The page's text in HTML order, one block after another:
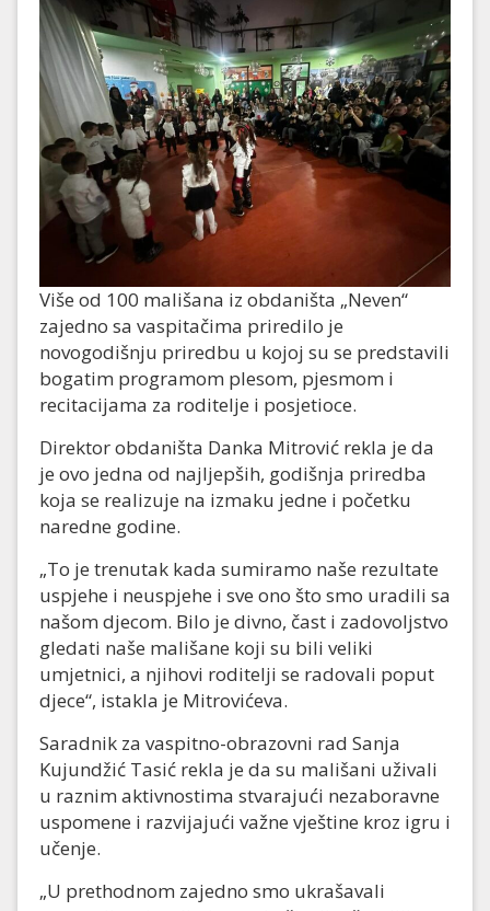
Više od 100 mališana iz obdaništa „Neven“
zajedno sa vaspitačima priredilo je
novogodišnju priredbu u kojoj su se predstavili
bogatim programom plesom, pjesmom i
recitacijama za roditelje i posjetioce.
Direktor obdaništa Danka Mitrović rekla je da
je ovo jedna od najljepših, godišnja priredba
koja se realizuje na izmaku jedne i početku
naredne godine.
„To je trenutak kada sumiramo naše rezultate
uspjehe i neuspjehe i sve ono što smo uradili sa
našom djecom. Bilo je divno, čast i zadovoljstvo
gledati naše mališane koji su bili veliki
umjetnici, a njihovi roditelji se radovali poput
djece“, istakla je Mitrovićeva.
Saradnik za vaspitno-obrazovni rad Sanja
Kujundžić Tasić rekla je da su mališani uživali
u raznim aktivnostima stvarajući nezaboravne
uspomene i razvijajući važne vještine kroz igru i
učenje.
„U prethodnom zajedno smo ukrašavali